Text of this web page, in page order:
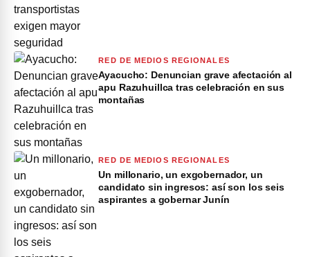
RED DE MEDIOS REGIONALES
Ayacucho: Denuncian grave afectación al
apu Razuhuillca tras celebración en sus
montañas
RED DE MEDIOS REGIONALES
Un millonario, un exgobernador, un
candidato sin ingresos: así son los seis
aspirantes a gobernar Junín